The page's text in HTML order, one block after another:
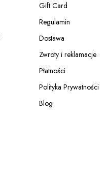
Gift Card
Regulamin
Dostawa
Zwroty i reklamacje
Płatności
Polityka Prywatności
Blog